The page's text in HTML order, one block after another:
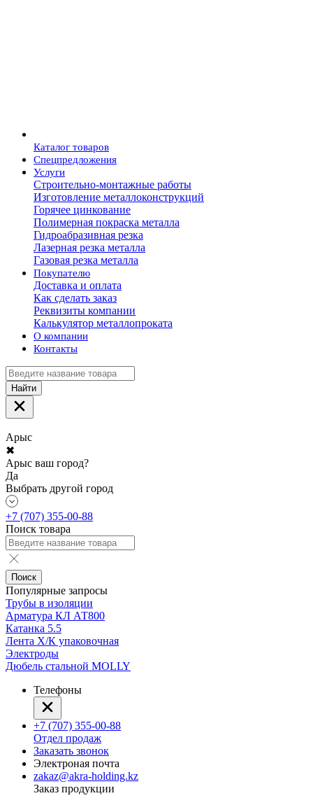
Каталог товаров
Спецпредложения
Услуги
Строительно-монтажные работы
Изготовление металлоконструкций
Горячее цинкование
Полимерная покраска металла
Гидроабразивная резка
Лазерная резка металла
Газовая резка металла
Покупателю
Доставка и оплата
Как сделать заказ
Реквизиты компании
Калькулятор металлопроката
О компании
Контакты
Найти
Арыс
✖
Арыс ваш город?
Да
Выбрать другой город
+7 (707) 355-00-88
Поиск товара
Поиск
Популярные запросы
Трубы в изоляции
Арматура КЛ АТ800
Катанка 5.5
Лента Х/К упаковочная
Электроды
Дюбель стальной MOLLY
Телефоны
+7 (707) 355-00-88
Отдел продаж
Заказать звонок
Электроная почта
zakaz@akra-holding.kz
Заказ продукции